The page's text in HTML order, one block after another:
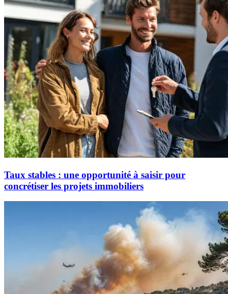
Taux stables : une opportunité à saisir pour
concrétiser les projets immobiliers